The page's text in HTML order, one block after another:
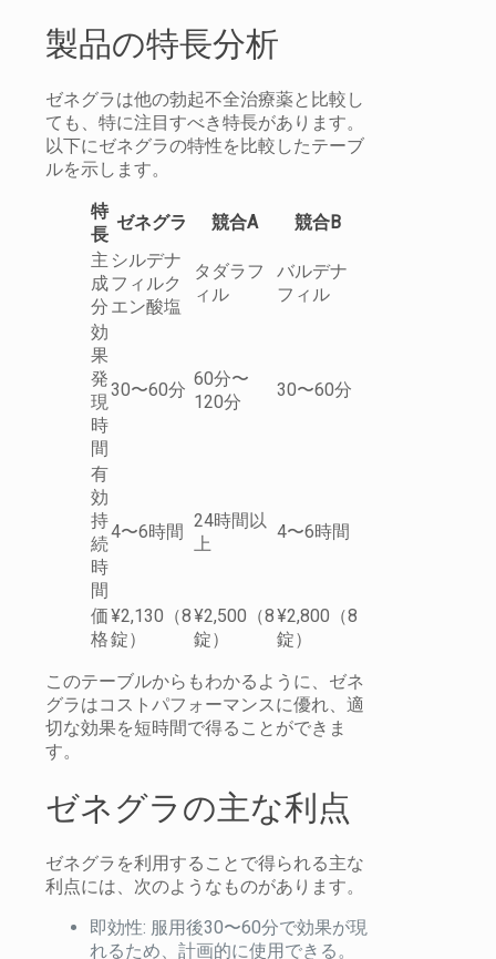
製品の特長分析
ゼネグラは他の勃起不全治療薬と比較し
ても、特に注目すべき特長があります。
以下にゼネグラの特性を比較したテーブ
ルを示します。
特
長
ゼネグラ 競合A
競合B
主
成
分
シルデナ
フィルク
エン酸塩
タダラフ
ィル
バルデナ
フィル
効
果
発
現
時
間
30〜60分
60分〜
120分
30〜60分
有
効
持
続
時
間
4〜6時間
24時間以
上
4〜6時間
価
格
¥2,130（8
錠）
¥2,500（8
錠）
¥2,800（8
錠）
このテーブルからもわかるように、ゼネ
グラはコストパフォーマンスに優れ、適
切な効果を短時間で得ることができま
す。
ゼネグラの主な利点
ゼネグラを利用することで得られる主な
利点には、次のようなものがあります。
即効性: 服用後30〜60分で効果が現
れるため、計画的に使用できる。